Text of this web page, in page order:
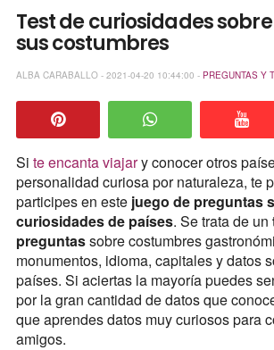
Test de curiosidades
sus costumbres
ALBA CARABALLO - 2021-04-20 10:44:00 - PREGUNTAS Y
Si te encanta viajary conocer otros
personalidad curiosa por naturaleza, te
participes en este juego de preguntas
curiosidades de países. Se trata de un
preguntassobre costumbres
monumentos, idioma, capitales y datos
países. Si aciertas la mayoría puedes
por la gran cantidad de datos que
que aprendes datos muy curiosos para
amigos.